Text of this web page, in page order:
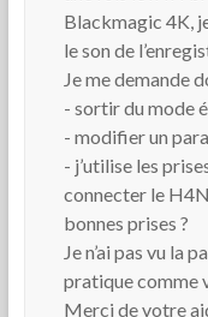
Blackmagic 4K,
le son de
Je me demande
- sortir du mode
- modifier un
- j’utilise les
connecter le
bonnes prises ?
Je n’ai pas vu la
pratique comme
Merci de votre